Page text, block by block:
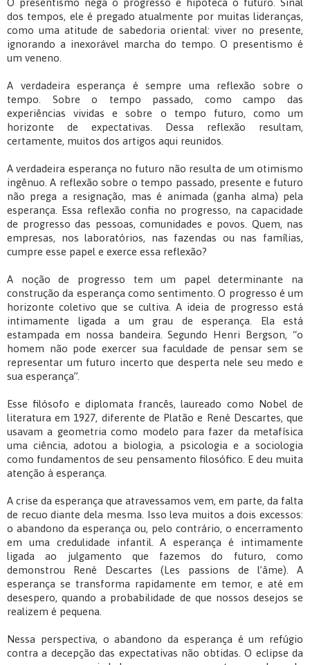
O presentismo nega o progresso e hipoteca o futuro. Sinal
dos tempos, ele é pregado atualmente por muitas lideranças,
como uma atitude de sabedoria oriental: viver no presente,
ignorando a inexorável marcha do tempo. O presentismo é
um veneno.
A verdadeira esperança é sempre uma reflexão sobre o
tempo. Sobre o tempo passado, como campo das
experiências vividas e sobre o tempo futuro, como um
horizonte de expectativas. Dessa reflexão resultam,
certamente, muitos dos artigos aqui reunidos.
A verdadeira esperança no futuro não resulta de um otimismo
ingênuo. A reflexão sobre o tempo passado, presente e futuro
não prega a resignação, mas é animada (ganha alma) pela
esperança. Essa reflexão confia no progresso, na capacidade
de progresso das pessoas, comunidades e povos. Quem, nas
empresas, nos laboratórios, nas fazendas ou nas famílias,
cumpre esse papel e exerce essa reflexão?
A noção de progresso tem um papel determinante na
construção da esperança como sentimento. O progresso é um
horizonte coletivo que se cultiva. A ideia de progresso está
intimamente ligada a um grau de esperança. Ela está
estampada em nossa bandeira. Segundo Henri Bergson, “o
homem não pode exercer sua faculdade de pensar sem se
representar um futuro incerto que desperta nele seu medo e
sua esperança”.
Esse filósofo e diplomata francês, laureado como Nobel de
literatura em 1927, diferente de Platão e René Descartes, que
usavam a geometria como modelo para fazer da metafísica
uma ciência, adotou a biologia, a psicologia e a sociologia
como fundamentos de seu pensamento filosófico. E deu muita
atenção à esperança.
A crise da esperança que atravessamos vem, em parte, da falta
de recuo diante dela mesma. Isso leva muitos a dois excessos:
o abandono da esperança ou, pelo contrário, o encerramento
em uma credulidade infantil. A esperança é intimamente
ligada ao julgamento que fazemos do futuro, como
demonstrou René Descartes (Les passions de l’âme). A
esperança se transforma rapidamente em temor, e até em
desespero, quando a probabilidade de que nossos desejos se
realizem é pequena.
Nessa perspectiva, o abandono da esperança é um refúgio
contra a decepção das expectativas não obtidas. O eclipse da